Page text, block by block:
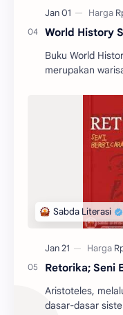
World History
Buku World
merupakan
Retorika; Seni
Aristoteles,
dasar-dasar